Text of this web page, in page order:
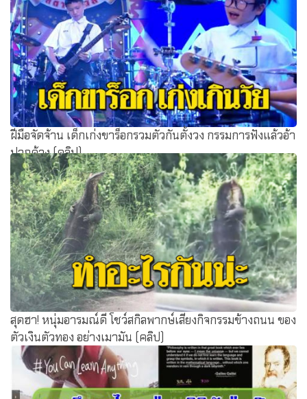
ฝีมือจัดจ้าน เด็กเก่งขาร็อกรวมตัวกันตั้งวง กรรมการฟังแล้วอ้า
ปากค้าง (คลิป)
สุดฮา! หนุ่มอารมณ์ดี โชว์สกิลพากษ์เสียงกิจกรรมข้างถนน ของ
ตัวเงินตัวทอง อย่างเมามัน (คลิป)